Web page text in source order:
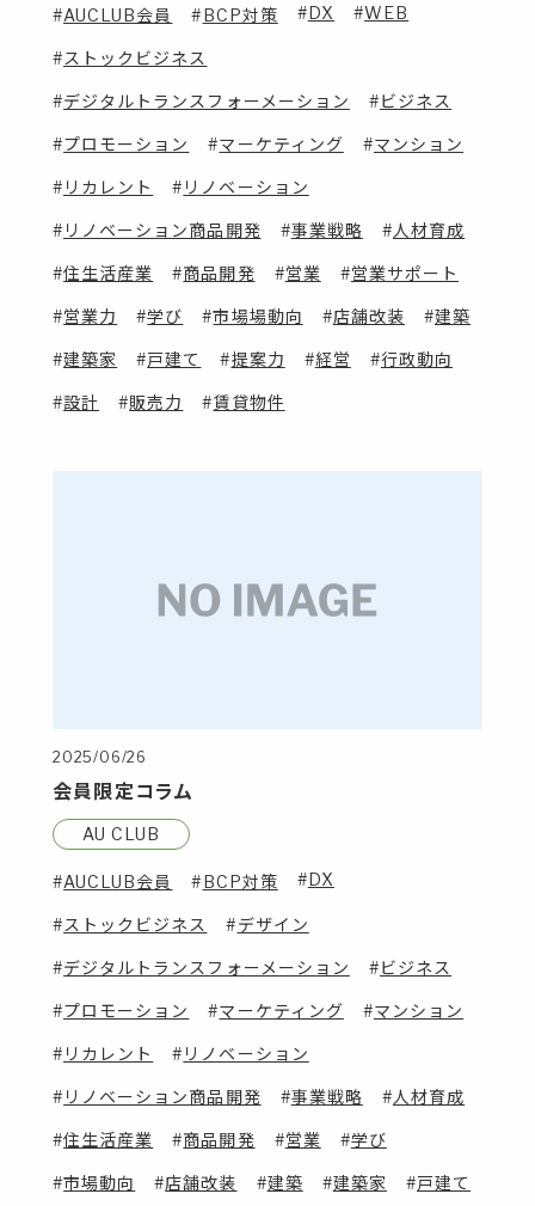
AUCLUB会員 BCP対策 DX WEB
ストックビジネス
デジタルトランスフォーメーション ビジネス
プロモーション マーケティング マンション
リカレント リノベーション
リノベーション商品開発 事業戦略 人材育成
住生活産業 商品開発 営業 営業サポート
営業力 学び 市場場動向 店舗改装 建築
建築家 戸建て 提案力 経営 行政動向
設計 販売力 賃貸物件
2025/06/26
会員限定コラム
AU CLUB
AUCLUB会員 BCP対策 DX
ストックビジネス デザイン
デジタルトランスフォーメーション ビジネス
プロモーション マーケティング マンション
リカレント リノベーション
リノベーション商品開発 事業戦略 人材育成
住生活産業 商品開発 営業 学び
市場動向 店舗改装 建築 建築家 戸建て